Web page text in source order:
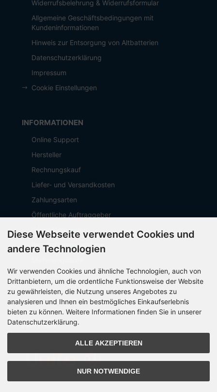
Widerrufsbelehrung & Widerrufsformular
Allgemeine Geschäftsbedingungen mit
Kundeninformationen
Hinweis zur Entsorgung von Altbatterien
Datenschutzerklärung
Impressum
Cookie Einstellungen
INFORMATIONEN
Online Support
Hersteller
Rechnungskauf
Liefer- und Versandkosten
Zahlungsarten
Öffentliche Auftraggeber
Geschäftskunden
Beschaffungsplattform
Über OCTO IT
Sitemap
PARTNER
Diese Webseite verwendet Cookies und
andere Technologien
Wir verwenden Cookies und ähnliche Technologien, auch von
Drittanbietern, um die ordentliche Funktionsweise der Website
zu gewährleisten, die Nutzung unseres Angebotes zu
analysieren und Ihnen ein bestmögliches Einkaufserlebnis
bieten zu können. Weitere Informationen finden Sie in unserer
Datenschutzerklärung.
ALLE AKZEPTIEREN
NUR NOTWENDIGE